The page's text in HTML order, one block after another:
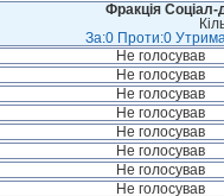
Фракція Соціал-
За:0 Проти:0
Не голосував
Не голосував
Не голосував
Не голосував
Не голосував
Не голосував
Не голосував
Не голосував